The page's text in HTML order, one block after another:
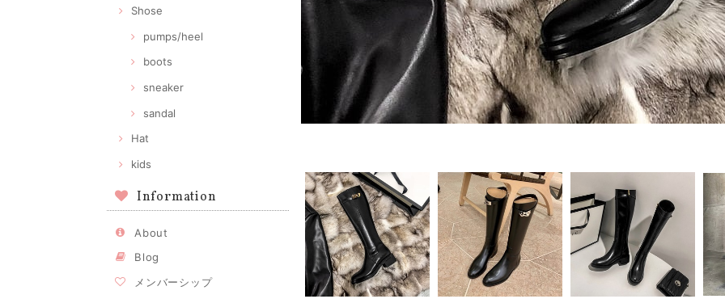
Shose
pumps/heel
boots
sneaker
sandal
Hat
kids
Information
About
Blog
メンバーシップ